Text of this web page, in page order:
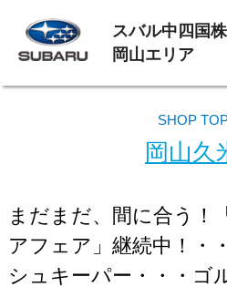
スバル中四国
岡山エリア
SHOP
岡山久
まだまだ、間に合う
アフェア」継続中！・
シュキーパー・・・ゴ